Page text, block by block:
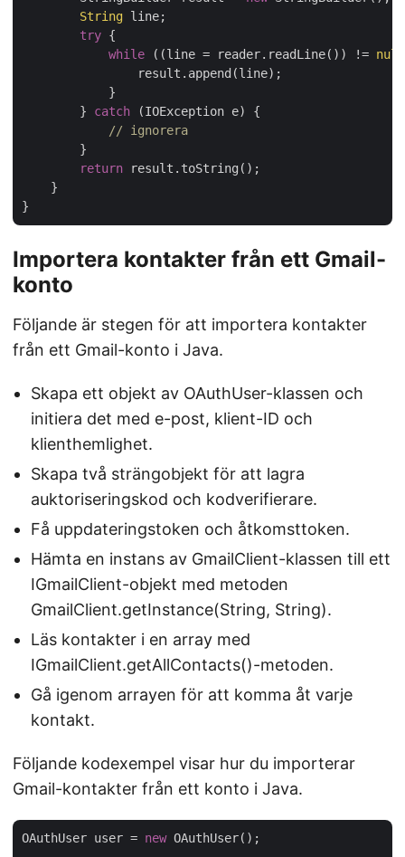
String line;
try {
while ((line = reader.readLine()) != null
                result.append(line);
            }
        }
catch (IOException e) {
// ignorera
        }
return result.toString();
    }
Importera kontakter från ett Gmail-
konto
Följande är stegen för att importera kontakter
från ett Gmail-konto i Java.
Skapa ett objekt av OAuthUser-klassen och
initiera det med e-post, klient-ID och
klienthemlighet.
Skapa två strängobjekt för att lagra
auktoriseringskod och kodverifierare.
Få uppdateringstoken och åtkomsttoken.
Hämta en instans av GmailClient-klassen till ett
IGmailClient-objekt med metoden
GmailClient.getInstance(String, String).
Läs kontakter i en array med
IGmailClient.getAllContacts()-metoden.
Gå igenom arrayen för att komma åt varje
kontakt.
Följande kodexempel visar hur du importerar
Gmail-kontakter från ett konto i Java.
OAuthUser user = new OAuthUser();